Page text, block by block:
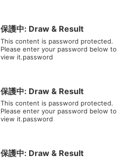
保護中: Draw & Result
This content is password protected.
Please enter your password below to
view it.password
保護中: Draw & Result
This content is password protected.
Please enter your password below to
view it.password
保護中: Draw & Result